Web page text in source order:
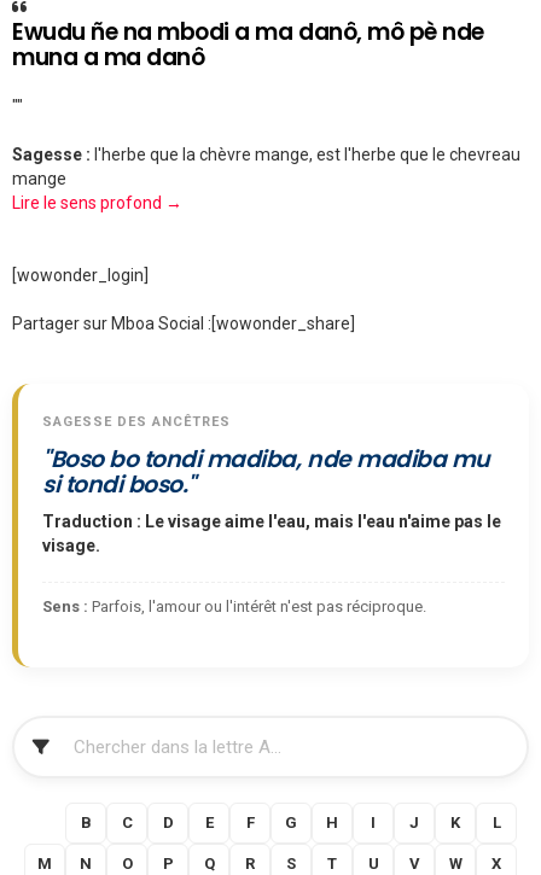
Ewudu ñe na mbodi a ma danô, mô pè nde
muna a ma danô
""
Sagesse : l'herbe que la chèvre mange, est l'herbe que le chevreau
mange
Lire le sens profond →
[wowonder_login]
Partager sur Mboa Social :[wowonder_share]
SAGESSE DES ANCÊTRES
"Boso bo tondi madiba, nde madiba mu
si tondi boso."
Traduction : Le visage aime l'eau, mais l'eau n'aime pas le
visage.
Sens : Parfois, l'amour ou l'intérêt n'est pas réciproque.
B C D E F G H I J K L
M N O P Q R S T U V W X